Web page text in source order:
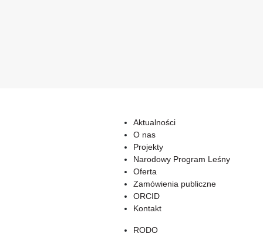
Aktualności
O nas
Projekty
Narodowy Program Leśny
Oferta
Zamówienia publiczne
ORCID
Kontakt
RODO